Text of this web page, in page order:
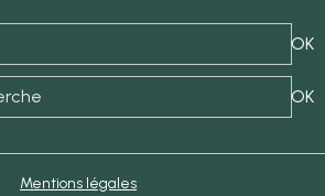
OK
OK
Mentions légales